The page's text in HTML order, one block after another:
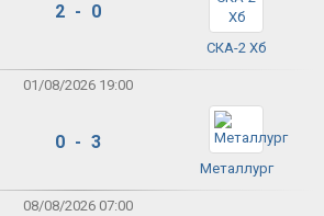
2 - 0
СКА-2 Хб
01/08/2026 19:00
0 - 3
Металлург
08/08/2026 07:00